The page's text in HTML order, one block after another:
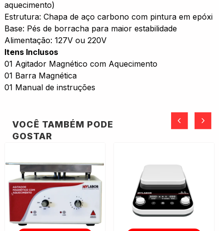
aquecimento)
Estrutura: Chapa de aço carbono com pintura em epóxi
Base: Pés de borracha para maior estabilidade
Alimentação: 127V ou 220V
Itens Inclusos
01 Agitador Magnético com Aquecimento
01 Barra Magnética
01 Manual de instruções
VOCÊ TAMBÉM PODE
GOSTAR